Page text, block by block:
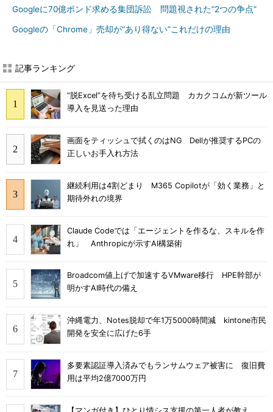
Googleに70億ポンド求める集団訴訟 問題視された“2つの争点”
Googleの「Chrome」売却が“あり得ない”これだけの理由
記事ランキング
“脱Excel”を待ち受ける乱立問題 カカクコムが新ツール
導入を見送った理由
画面をティッシュで拭くのはNG Dellが推奨するPCの
正しいお手入れ方法
継続利用は4割どまり M365 Copilotが「効く業務」と
期待外れの境界
Claude Codeでは「エージェントを作るな、スキルを作
れ」 Anthropicが示すAI構築術
Broadcom値上げで加速するVMware移行 HPE幹部が
明かすAI時代の備え
沖縄電力、Notes脱却で年1万5000時間減 kintone市民
開発を安全に広げた6手
多要素認証導入済みでもランサムウェア被害に 復旧費
用は平均2億7000万円